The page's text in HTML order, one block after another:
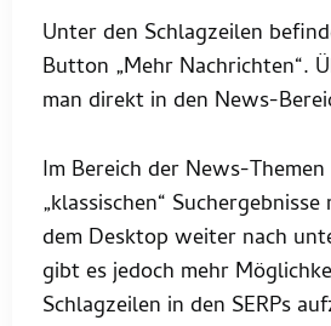
Unter den Schlagzeilen
Button „Mehr Nachrichten“.
man direkt in den News-
Im Bereich der News-
„klassischen“
dem Desktop weiter nach
gibt es jedoch mehr
Schlagzeilen in den SERPs